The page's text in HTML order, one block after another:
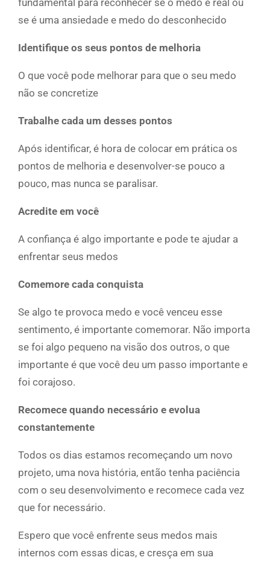
se é uma ansiedade e medo do desconhecido
Identifique os seus pontos de melhoria
O que você pode melhorar para que o seu medo
não se concretize
Trabalhe cada um desses pontos
Após identificar, é hora de colocar em prática os
pontos de melhoria e desenvolver-se pouco a
pouco, mas nunca se paralisar.
Acredite em você
A confiança é algo importante e pode te ajudar a
enfrentar seus medos
Comemore cada conquista
Se algo te provoca medo e você venceu esse
sentimento, é importante comemorar. Não importa
se foi algo pequeno na visão dos outros, o que
importante é que você deu um passo importante e
foi corajoso.
Recomece quando necessário e evolua
constantemente
Todos os dias estamos recomeçando um novo
projeto, uma nova história, então tenha paciência
com o seu desenvolvimento e recomece cada vez
que for necessário.
Espero que você enfrente seus medos mais
internos com essas dicas, e cresça em sua